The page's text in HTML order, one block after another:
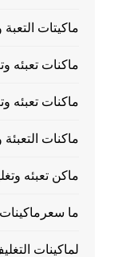
ماكيتات التعبة
ماكنات تعبئه
ماكنات تعبئه
ماكنات التعبئة
ماكن تعبئه
ما سعرماكينات
لماكينات